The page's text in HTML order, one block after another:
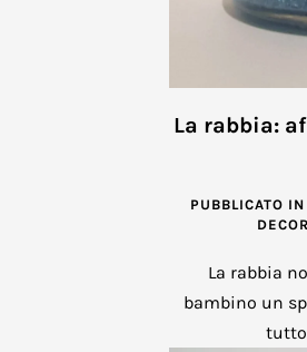
La rabbia:
PUBBLICATO IN
La rabbia
bambino un
tutto